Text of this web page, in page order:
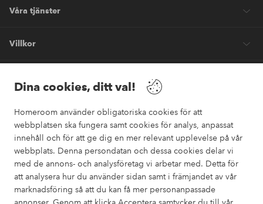
Dina cookies, ditt val!
Homeroom använder obligatoriska cookies för att
webbplatsen ska fungera samt cookies för analys, anpassat
innehåll och för att ge dig en mer relevant upplevelse på vår
webbplats. Denna persondatan och dessa cookies delar vi
med de annons- och analysföretag vi arbetar med. Detta för
att analysera hur du använder sidan samt i främjandet av vår
marknadsföring så att du kan få mer personanpassade
Våra tjänster
Villkor
Säkra betalningar
Vill du veta mer om våra betalalternativ ?
elpy